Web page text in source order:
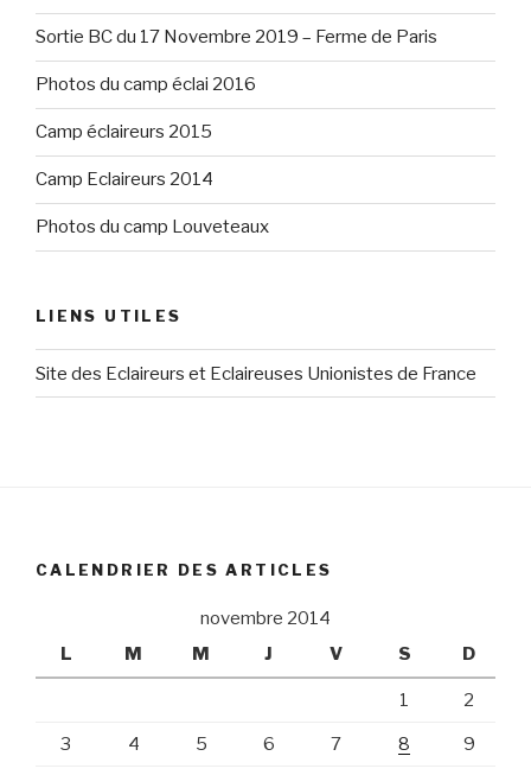
Sortie BC du 17 Novembre 2019 – Ferme de Paris
Photos du camp éclai 2016
Camp éclaireurs 2015
Camp Eclaireurs 2014
Photos du camp Louveteaux
LIENS UTILES
Site des Eclaireurs et Eclaireuses Unionistes de France
CALENDRIER DES ARTICLES
novembre 2014
L
M M J V S D
1 2
3 4 5 6 7 8 9